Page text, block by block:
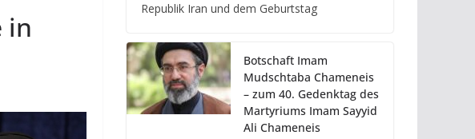
in
Republik Iran und dem Geburtstag
Botschaft Imam
Mudschtaba Chameneis
– zum 40. Gedenktag des
Martyriums Imam Sayyid
Ali Chameneis